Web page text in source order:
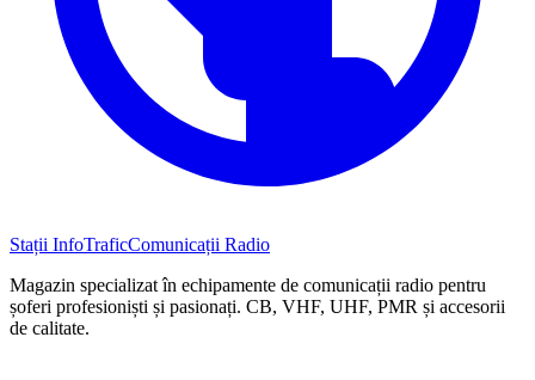
Stații InfoTraficComunicații Radio
Magazin specializat în echipamente de comunicații radio pentru
șoferi profesioniști și pasionați. CB, VHF, UHF, PMR și accesorii
de calitate.